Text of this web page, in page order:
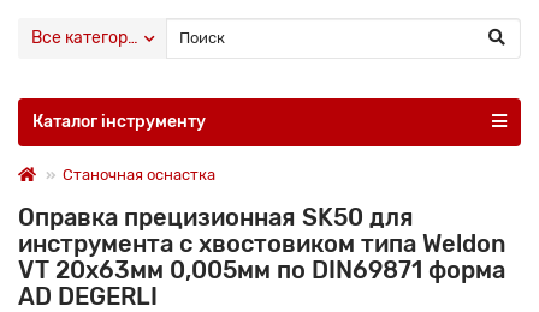
Все категории
Каталог інструменту
Станочная оснастка
Оправка прецизионная SK50 для
инструмента с хвостовиком типа Weldon
VT 20x63мм 0,005мм по DIN69871 форма
AD DEGERLI